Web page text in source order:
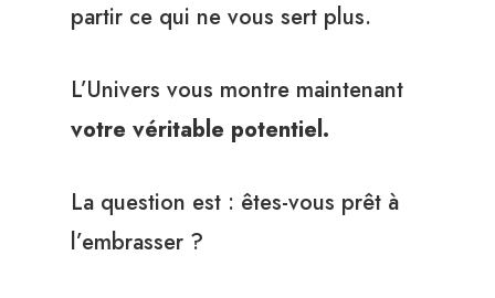
partir ce qui ne vous sert plus.
L’Univers vous montre maintenant
votre véritable potentiel.
La question est : êtes-vous prêt à
l’embrasser ?